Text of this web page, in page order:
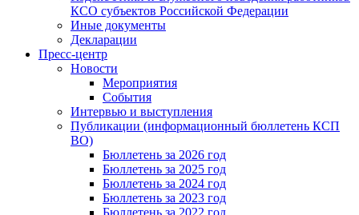
КСО субъектов Российской Федерации
Иные документы
Декларации
Пресс-центр
Новости
Мероприятия
События
Интервью и выступления
Публикации (информационный бюллетень КСП
ВО)
Бюллетень за 2026 год
Бюллетень за 2025 год
Бюллетень за 2024 год
Бюллетень за 2023 год
Бюллетень за 2022 год